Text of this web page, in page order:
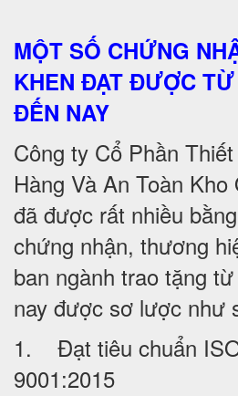
MỘT SỐ CHỨNG
KHEN ĐẠT ĐƯỢC
ĐẾN NAY
Công ty Cổ Phần
Hàng Và An Toàn
đã được rất nhiều
chứng nhận, thương
ban ngành trao tặng
nay được sơ lược như
1. Đạt tiêu chuẩn
9001:2015